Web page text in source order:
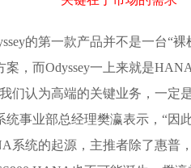
的第一款产品并不是一台“
，而Odyssey一上来就是
们认为高端的关键业务，一定
事业部总经理樊瀛表示，“因
系统的起源，主推者除了惠普